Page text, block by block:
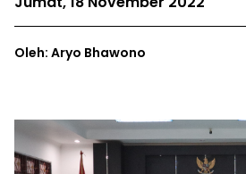
Oleh: Aryo Bhawono